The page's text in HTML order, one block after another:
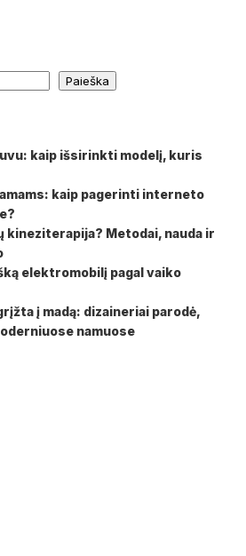
Paieška
kaip išsirinkti modelį, kuris
kaip pagerinti interneto
kineziterapija? Metodai, nauda ir
elektromobilį pagal vaiko
į madą: dizaineriai parodė,
namuose